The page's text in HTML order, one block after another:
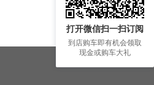
打开微信扫一扫订阅
到店购车即有机会领取
现金或购车大礼